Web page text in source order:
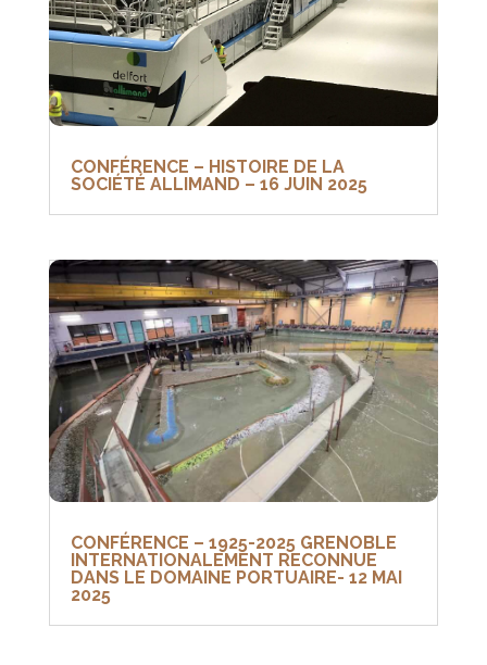
CONFÉRENCE – HISTOIRE DE LA
SOCIÉTÉ ALLIMAND – 16 JUIN 2025
CONFÉRENCE – 1925-2025 GRENOBLE
INTERNATIONALEMENT RECONNUE
DANS LE DOMAINE PORTUAIRE- 12 MAI
2025